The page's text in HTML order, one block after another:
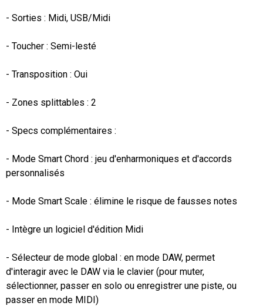
- Sorties : Midi, USB/Midi
- Toucher : Semi-lesté
- Transposition : Oui
- Zones splittables : 2
- Specs complémentaires :
- Mode Smart Chord : jeu d'enharmoniques et d'accords
personnalisés
- Mode Smart Scale : élimine le risque de fausses notes
- Intègre un logiciel d'édition Midi
- Sélecteur de mode global : en mode DAW, permet
d'interagir avec le DAW via le clavier (pour muter,
sélectionner, passer en solo ou enregistrer une piste, ou
passer en mode MIDI)